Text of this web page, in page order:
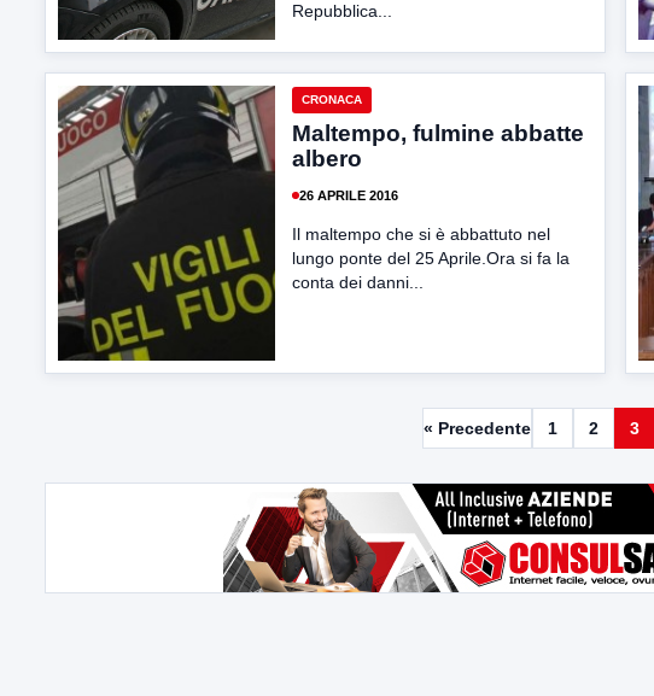
Repubblica...
CRONACA
Maltempo, fulmine abbatte
albero
26 APRILE 2016
Il maltempo che si è abbattuto nel
lungo ponte del 25 Aprile.Ora si fa la
conta dei danni...
« Precedente 1 2 3